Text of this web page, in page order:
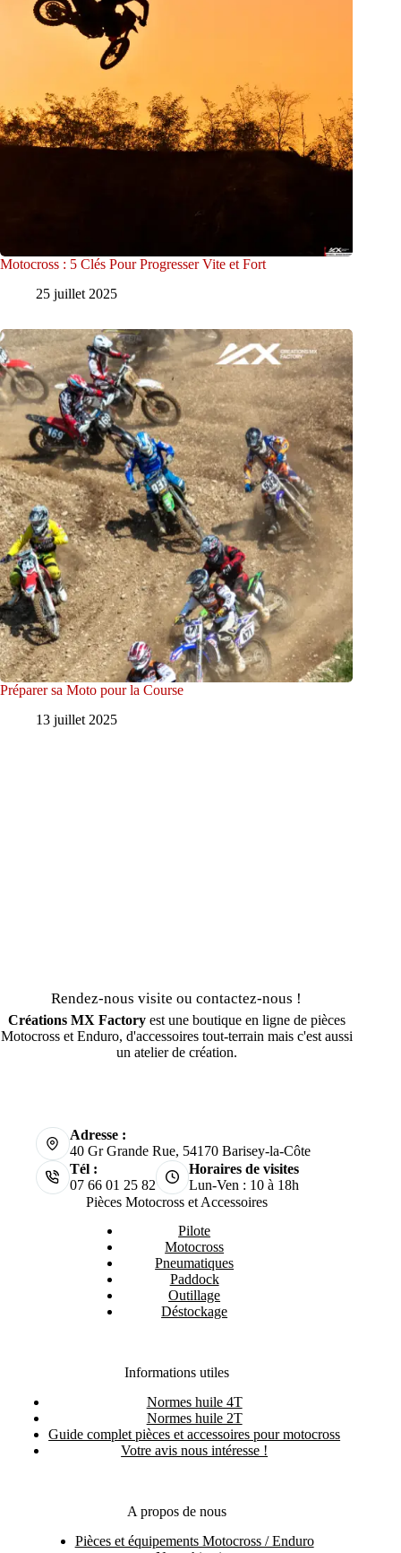
Motocross : 5 Clés Pour Progresser Vite et Fort
25 juillet 2025
Préparer sa Moto pour la Course
13 juillet 2025
Rendez-nous visite ou contactez-nous !
Créations MX Factoryest une boutique en ligne de pièces
Motocross et Enduro, d'accessoires tout-terrain mais c'est aussi
un atelier de création.
Adresse :
40 Gr Grande Rue, 54170 Barisey-la-Côte
Tél :
07 66 01 25 82
Horaires de visites
Lun-Ven : 10 à 18h
Pièces Motocross et Accessoires
Pilote
Motocross
Pneumatiques
Paddock
Outillage
Déstockage
Informations utiles
Normes huile 4T
Normes huile 2T
Guide complet pièces et accessoires pour motocross
Votre avis nous intéresse !
A propos de nous
Pièces et équipements Motocross / Enduro